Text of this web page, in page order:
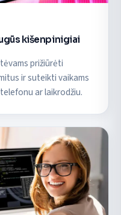
kišenpinigiai
prižiūrėti
ir suteikti vaikams
ar laikrodžiu.